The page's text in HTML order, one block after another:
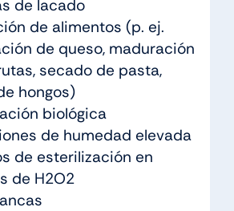
de lacado
de alimentos (p. ej.
de queso, maduración
secado de pasta,
hongos)
biológica
de humedad elevada
de esterilización en
de H2O2